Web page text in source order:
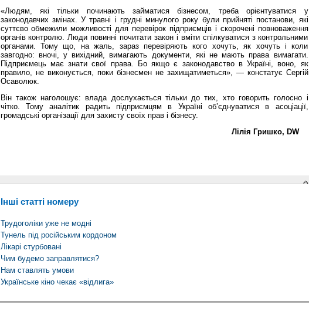
«Людям, які тільки починають займатися бізнесом, треба орієнтуватися у
законодавчих змінах. У травні і грудні минулого року були прийняті постанови, які
суттєво обмежили можливості для перевірок підприємців і скорочені повноваження
орга­нів контролю. Люди повинні почитати закон і вміти спілкуватися з контрольними
органами. Тому що, на жаль, зараз перевіряють кого хочуть, як хочуть і коли
завгодно: вночі, у вихідний, вимагають документи, які не мають права вимагати.
Підприємець має знати свої права. Бо якщо є законодавство в Україні, воно, як
правило, не виконується, поки бізнесмен не захищатиметься», — констатує Сергій
Осаволюк.
Він також наголошує: влада дослухається тільки до тих, хто говорить голосно і
чітко. Тому аналітик радить підприємцям в Україні об’єднуватися в асоціації,
громадські організації для захисту своїх прав і бізнесу.
Лілія Гришко, DW
Інші статті номеру
Трудоголіки уже не модні
Тунель під російським кордоном
Лікарі стурбовані
Чим будемо заправлятися?
Нам ставлять умови
Українське кіно чекає «відлига»